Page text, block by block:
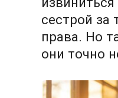
сестрой за
права. Но
они точно